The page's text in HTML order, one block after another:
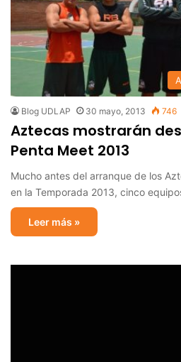
Blog UDLAP 30 mayo, 2013 746
Aztecas mostrarán
Penta Meet 2013
Mucho antes del arranque de los
en la Temporada 2013, cinco
Leer más »